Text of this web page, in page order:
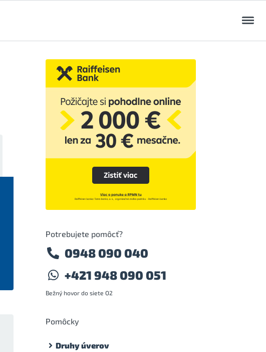
Potrebujete pomôcť?
0948 090 040
+421 948 090 051
Bežný hovor do siete O2
Pomôcky
Druhy úverov